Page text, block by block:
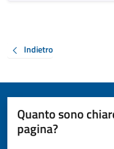
Indietro
Quanto sono
pagina?